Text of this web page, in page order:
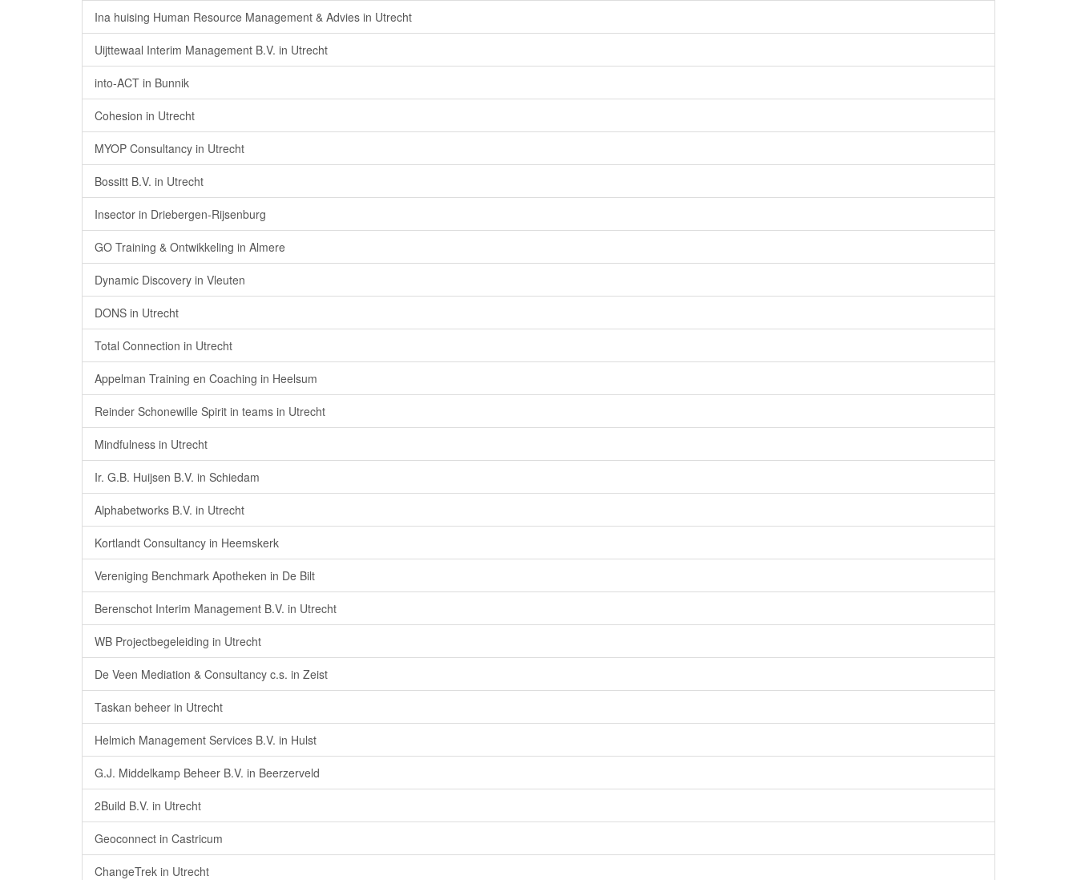
Ina huising Human Resource Management & Advies in Utrecht
Uijttewaal Interim Management B.V. in Utrecht
into-ACT in Bunnik
Cohesion in Utrecht
MYOP Consultancy in Utrecht
Bossitt B.V. in Utrecht
Insector in Driebergen-Rijsenburg
GO Training & Ontwikkeling in Almere
Dynamic Discovery in Vleuten
DONS in Utrecht
Total Connection in Utrecht
Appelman Training en Coaching in Heelsum
Reinder Schonewille Spirit in teams in Utrecht
Mindfulness in Utrecht
Ir. G.B. Huijsen B.V. in Schiedam
Alphabetworks B.V. in Utrecht
Kortlandt Consultancy in Heemskerk
Vereniging Benchmark Apotheken in De Bilt
Berenschot Interim Management B.V. in Utrecht
WB Projectbegeleiding in Utrecht
De Veen Mediation & Consultancy c.s. in Zeist
Taskan beheer in Utrecht
Helmich Management Services B.V. in Hulst
G.J. Middelkamp Beheer B.V. in Beerzerveld
2Build B.V. in Utrecht
Geoconnect in Castricum
ChangeTrek in Utrecht